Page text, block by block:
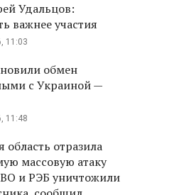
Удальцов:
важнее участия
11:03
обмен
с Украиной —
11:48
область отразила
массовую атаку
и РЭБ уничтожили